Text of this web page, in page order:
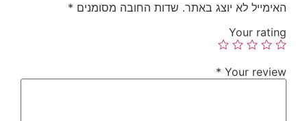
האימייל לא יוצג באתר. שדות החובה מסומנים *
Your rating
Your review
*